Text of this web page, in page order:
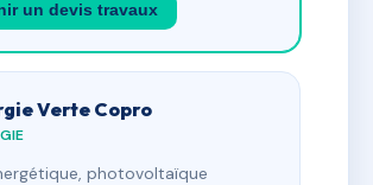
un devis travaux
Verte Copro
photovoltaïque